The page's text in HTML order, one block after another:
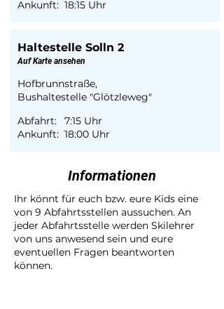
Ankunft: 18:15 Uhr
Haltestelle Solln 2
Auf Karte ansehen
Hofbrunnstraße,
Bushaltestelle "Glötzleweg"
Abfahrt:
Ankunft:
7:15 Uhr
18:00 Uhr
Informationen
Ihr könnt für euch bzw. eure Kids eine
von 9 Abfahrtsstellen aussuchen. An
jeder Abfahrtsstelle werden Skilehrer
von uns anwesend sein und eure
eventuellen Fragen beantworten
können.